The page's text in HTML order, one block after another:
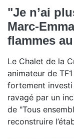
"Je n’ai
Marc-
flammes
Le Chalet de la
animateur de
fortement investi
ravagé par un
de "Tous
reconstruire